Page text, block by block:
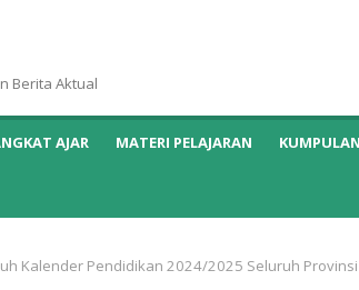
Berita Aktual
AJAR MATERI PELAJARAN
Kalender Pendidikan 2024/2025 Seluruh Provinsi